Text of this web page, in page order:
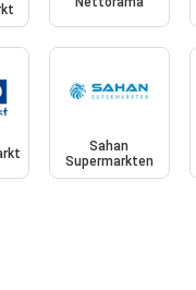
Sahan
Supermarkten